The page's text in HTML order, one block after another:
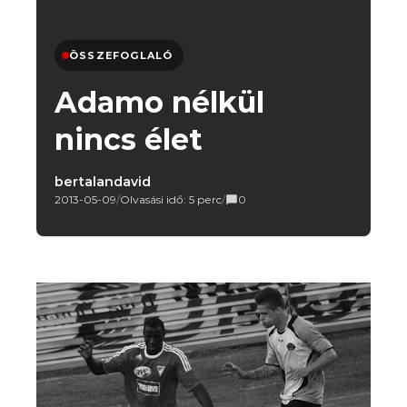
ÖSSZEFOGLALÓ
Adamo nélkül
nincs élet
bertalandavid
2013-05-09/Olvasási idő: 5 perc/ 0